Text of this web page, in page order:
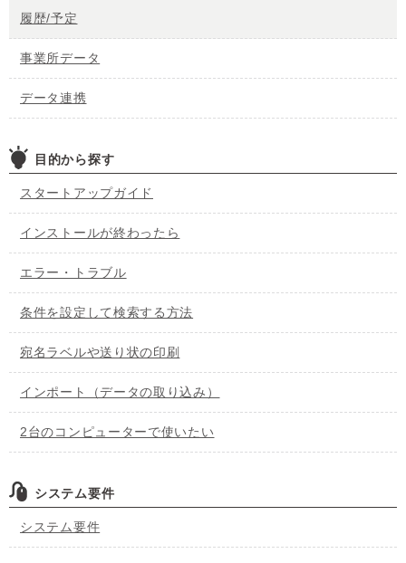
履歴/予定
事業所データ
データ連携
目的から探す
スタートアップガイド
インストールが終わったら
エラー・トラブル
条件を設定して検索する方法
宛名ラベルや送り状の印刷
インポート（データの取り込み）
2台のコンピューターで使いたい
システム要件
システム要件